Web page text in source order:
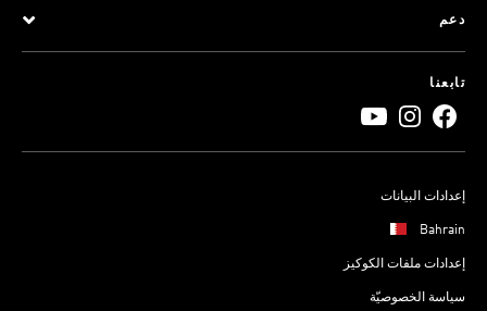
دعم
تابعنا
إعدادات البيانات
Bahrain
إعدادات ملفات الكوكيز
سياسة الخصوصيّة